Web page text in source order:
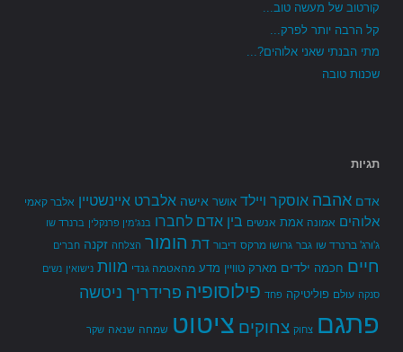
קורטוב של מעשה טוב...
קל הרבה יותר לפרק...
מתי הבנתי שאני אלוהים?...
שכנות טובה
תגיות
אדם אהבה אוסקר ויילד אושר אישה אלברט איינשטיין אלבר קאמי
אלוהים אמונה אמת אנשים בין אדם לחברו בנג'מין פרנקלין ברנרד שו
ג'ורג' ברנרד שו גבר גרושו מרקס דיבור דת הומור הצלחה זקנה חברים
חיים חכמה ילדים מארק טוויין מדע מהאטמה גנדי מוות נישואין נשים
סנקה עולם פוליטיקה פחד פילוסופיה פרידריך ניטשה
פתגם צחוק צחוקים ציטוט שמחה שנאה שקר